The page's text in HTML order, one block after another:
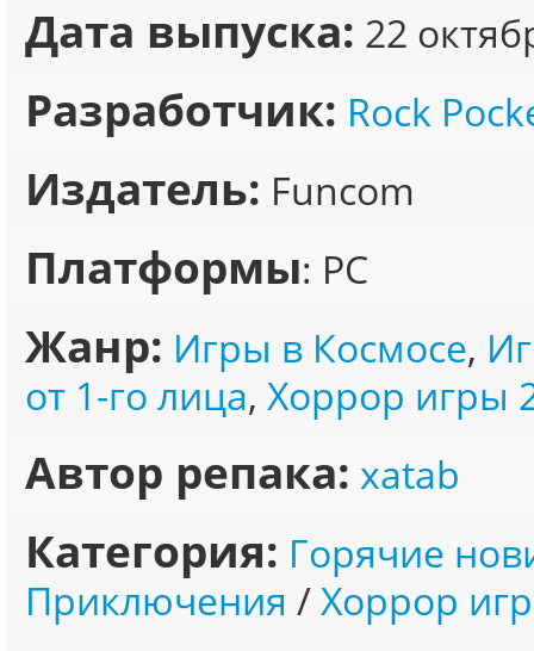
Дата выпуска: 22
Разработчик: Rock
Издатель: Funcom
Платформы: PC
Жанр: Игры в Космосе,
от 1-го лица, Хоррор игры
Автор репака: xatab
Категория: Горячие
Приключения /Хоррор